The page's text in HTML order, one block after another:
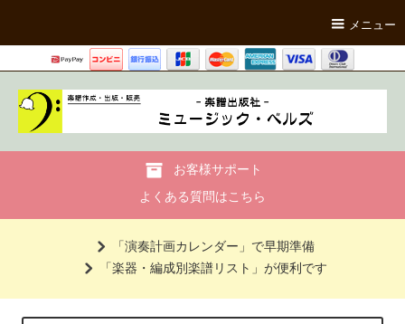
メニュー
お客様サポート
よくある質問はこちら
「演奏計画カレンダー」で早期準備
「楽器・編成別楽譜リスト」が便利です